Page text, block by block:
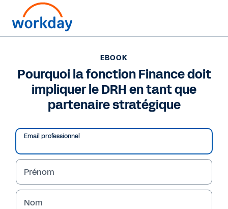
Pourquoi la fonction
Finance doit impliquer
le DRH en tant que
partenaire stratégique
Lire l'eBook
EBOOK
Pourquoi la fonction Finance doit
impliquer le DRH en tant que
partenaire stratégique
Email professionnel
Prénom
Nom